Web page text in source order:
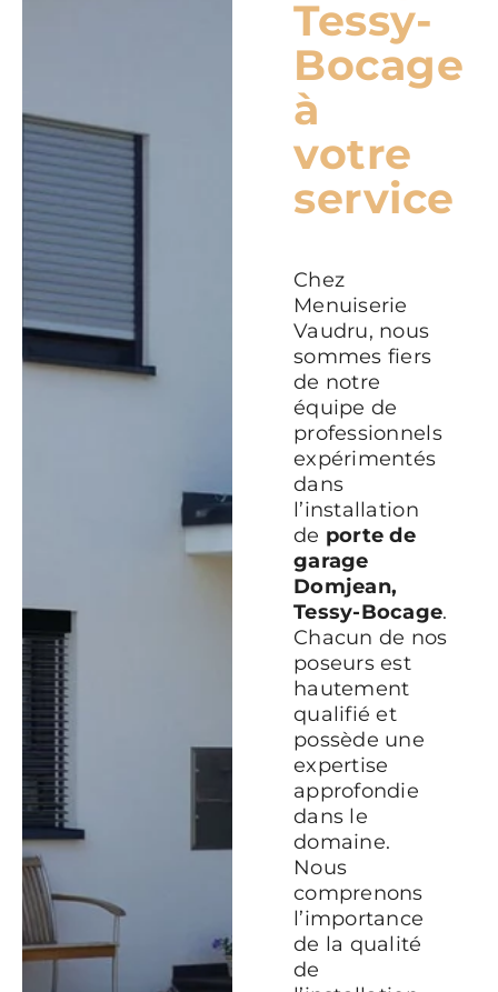
Tessy-
Bocage
à
votre
service
Chez
Menuiserie
Vaudru, nous
sommes fiers
de notre
équipe de
professionnels
expérimentés
dans
l’installation
de porte de
garage
Domjean,
Tessy-Bocage.
Chacun de nos
poseurs est
hautement
qualifié et
possède une
expertise
approfondie
dans le
domaine.
Nous
comprenons
l’importance
de la qualité
de